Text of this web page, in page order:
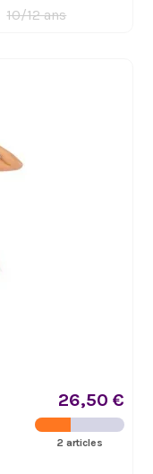
10/12 ans
26,50 €
2 articles